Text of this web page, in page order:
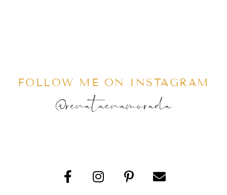
FOLLOW ME ON INSTAGRAM
@renataenamorada